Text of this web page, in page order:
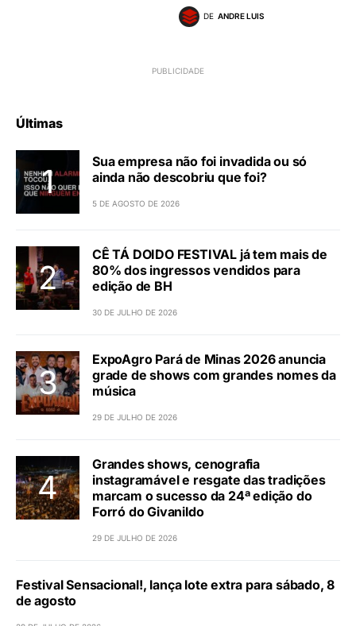
DE ANDRE LUIS
Últimas
Sua empresa não foi invadida ou só
ainda não descobriu que foi?
5 DE AGOSTO DE 2026
CÊ TÁ DOIDO FESTIVAL já tem mais de
80% dos ingressos vendidos para
edição de BH
30 DE JULHO DE 2026
ExpoAgro Pará de Minas 2026 anuncia
grade de shows com grandes nomes da
música
29 DE JULHO DE 2026
Grandes shows, cenografia
instagramável e resgate das tradições
marcam o sucesso da 24ª edição do
Forró do Givanildo
29 DE JULHO DE 2026
Festival Sensacional!, lança lote extra para sábado, 8
de agosto